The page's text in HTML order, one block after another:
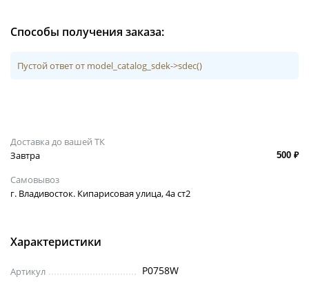
Способы получения заказа:
Пустой ответ от model_catalog_sdek->sdec()
Доставка до вашей ТК
Завтра
500 ₽
Самовывоз
г. Владивосток. Кипарисовая улица, 4а ст2
Характеристики
Артикул P0758W